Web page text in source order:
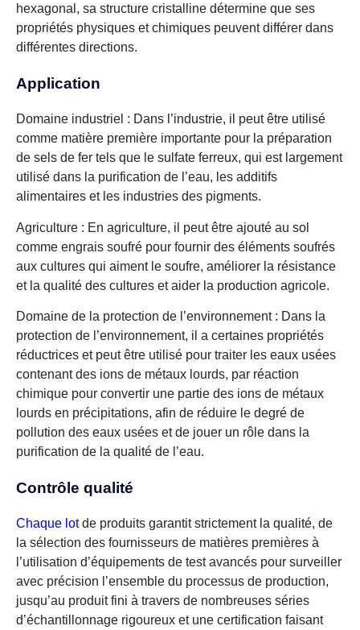
hexagonal, sa structure cristalline détermine que ses
propriétés physiques et chimiques peuvent différer dans
différentes directions.
Application
Domaine industriel : Dans l’industrie, il peut être utilisé
comme matière première importante pour la préparation
de sels de fer tels que le sulfate ferreux, qui est largement
utilisé dans la purification de l’eau, les additifs
alimentaires et les industries des pigments.
Agriculture : En agriculture, il peut être ajouté au sol
comme engrais soufré pour fournir des éléments soufrés
aux cultures qui aiment le soufre, améliorer la résistance
et la qualité des cultures et aider la production agricole.
Domaine de la protection de l’environnement : Dans la
protection de l’environnement, il a certaines propriétés
réductrices et peut être utilisé pour traiter les eaux usées
contenant des ions de métaux lourds, par réaction
chimique pour convertir une partie des ions de métaux
lourds en précipitations, afin de réduire le degré de
pollution des eaux usées et de jouer un rôle dans la
purification de la qualité de l’eau.
Contrôle qualité
Chaque lotde produits garantit strictement la qualité, de
la sélection des fournisseurs de matières premières à
l’utilisation d’équipements de test avancés pour surveiller
avec précision l’ensemble du processus de production,
jusqu’au produit fini à travers de nombreuses séries
d’échantillonnage rigoureux et une certification faisant